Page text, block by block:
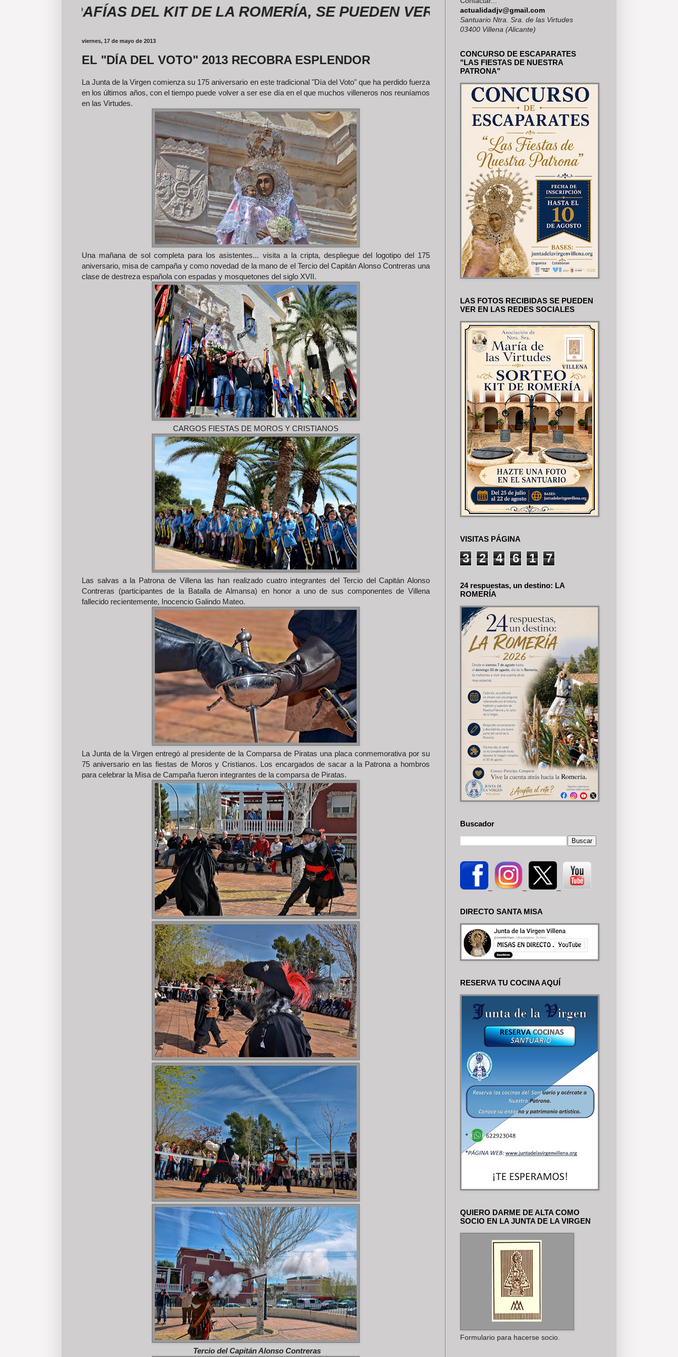
DEL KIT DE LA ROMERÍA, SE PUEDEN VER EN NUESTRAS REDES SOCIALES
viernes, 17 de mayo de 2013
EL "DÍA DEL VOTO" 2013 RECOBRA ESPLENDOR
La Junta de la Virgen comienza su 175 aniversario en este tradicional "Día del Voto" que ha perdido fuerza
en los últimos años, con el tiempo puede volver a ser ese día en el que muchos villeneros nos reuníamos
en las Virtudes.
Una mañana de sol completa para los asistentes... visita a la cripta, despliegue del logotipo del 175
aniversario, misa de campaña y como novedad de la mano de el Tercio del Capitán Alonso Contreras una
clase de destreza española con espadas y mosquetones del siglo XVII.
CARGOS FIESTAS DE MOROS Y CRISTIANOS
Las salvas a la Patrona de Villena las han realizado cuatro integrantes del Tercio del Capitán Alonso
Contreras (participantes de la Batalla de Almansa) en honor a uno de sus componentes de Villena
fallecido recientemente, Inocencio Galindo Mateo.
La Junta de la Virgen entregó al presidente de la Comparsa de Piratas una placa conmemorativa por su
75 aniversario en las fiestas de Moros y Cristianos. Los encargados de sacar a la Patrona a hombros
para celebrar la Misa de Campaña fueron integrantes de la comparsa de Piratas.
Tercio del Capitán Alonso Contreras
actualidadjv@gmail.com
Santuario Ntra. Sra. de las Virtudes
03400 Villena (Alicante)
CONCURSO DE ESCAPARATES
"LAS FIESTAS DE NUESTRA
PATRONA"
LAS FOTOS RECIBIDAS SE PUEDEN
VER EN LAS REDES SOCIALES
VISITAS PÁGINA
3 2 4 6 1 7
24 respuestas, un destino: LA
ROMERÍA
Buscador
DIRECTO SANTA MISA
RESERVA TU COCINA AQUÍ
QUIERO DARME DE ALTA COMO
SOCIO EN LA JUNTA DE LA VIRGEN
Formulario para hacerse socio.